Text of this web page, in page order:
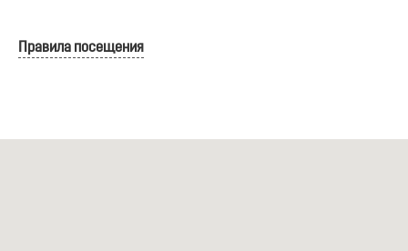
Правила посещения